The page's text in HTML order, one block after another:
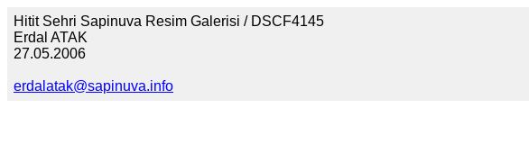
Hitit Sehri Sapinuva Resim Galerisi / DSCF4145
Erdal ATAK
27.05.2006
erdalatak@sapinuva.info